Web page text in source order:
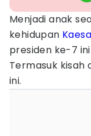
Menjadi anak
kehidupan
presiden ke-7
Termasuk kisah
ini.